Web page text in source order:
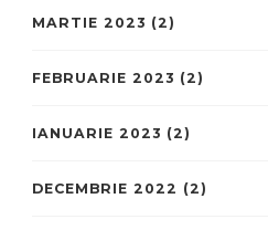
MARTIE 2023 (2)
FEBRUARIE 2023 (2)
IANUARIE 2023 (2)
DECEMBRIE 2022 (2)